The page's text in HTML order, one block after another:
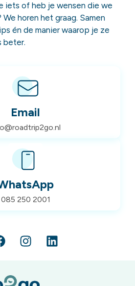
iets of heb je wensen die we
horen het graag. Samen
én de manier waarop je ze
beter.
Email
085 250 2001